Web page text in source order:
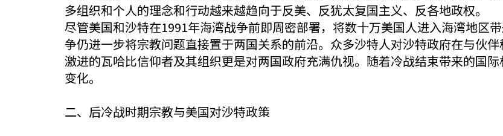
多组织和个人的理念和行动越来越趋向于反美、反犹太复国主义、反各地政权。
尽管美国和沙特在1991年海湾战争前即周密部署，将数十万美国人进入海湾地区
争仍进一步将宗教问题直接置于两国关系的前沿。众多沙特人对沙特政府在与伙
激进的瓦哈比信仰者及其组织更是对两国政府充满仇视。随着冷战结束带来的国
变化。
二、后冷战时期宗教与美国对沙特政策